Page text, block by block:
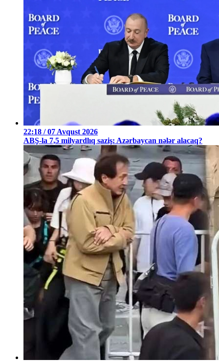
22:18 / 07 Avqust 2026
ABŞ-la 7,5 milyardlıq saziş: Azərbaycan nələr alacaq?